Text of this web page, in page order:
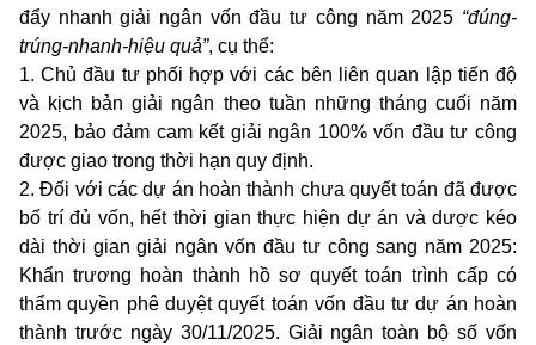
đẩy nhanh giải ngân vốn đầu tư công năm 2025 “đúng-
trúng-nhanh-hiệu quả”, cụ thể:
1. Chủ đầu tư phối hợp với các bên liên quan lập tiến độ
và kịch bản giải ngân theo tuần những tháng cuối năm
2025, bảo đảm cam kết giải ngân 100% vốn đầu tư công
được giao trong thời hạn quy định.
2. Đối với các dự án hoàn thành chưa quyết toán đã được
bố trí đủ vốn, hết thời gian thực hiện dự án và dược kéo
dài thời gian giải ngân vốn đầu tư công sang năm 2025:
Khẩn trương hoàn thành hồ sơ quyết toán trình cấp có
thẩm quyền phê duyệt quyết toán vốn đầu tư dự án hoàn
thành trước ngày 30/11/2025. Giải ngân toàn bộ số vốn